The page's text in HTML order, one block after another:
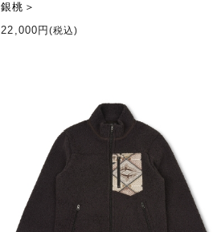
銀桃＞
22,000円(税込)